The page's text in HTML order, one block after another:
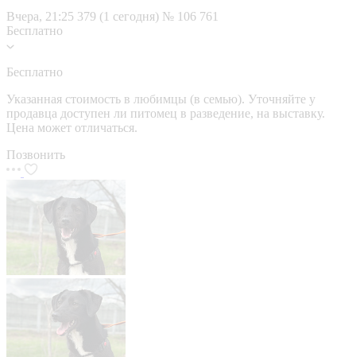
Вчера, 21:25 379 (1 сегодня) № 106 761
Бесплатно
Бесплатно
Указанная стоимость в любимцы (в семью). Уточняйте у
продавца доступен ли питомец в разведение, на выставку.
Цена может отличаться.
Позвонить